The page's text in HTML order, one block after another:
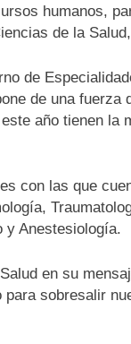
humanos,
de la
de
de una fuerza
año tienen la
con las que
y Anestesiología.
en su
para sobresalir